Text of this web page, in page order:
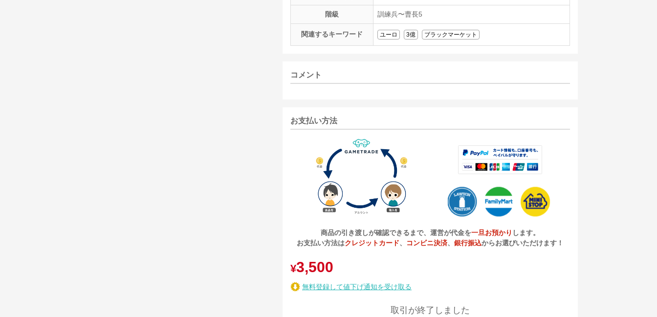
階級 訓練兵〜曹長5
関連するキーワード ユーロ 3億 ブラックマーケット
コメント
お支払い方法
商品の引き渡しが確認できるまで、運営が代金を一旦お預かり します。
お支払い方法はクレジットカード、 コンビニ決済、 銀行振込からお選びいただけます！
¥3,500
無料登録して値下げ通知を受け取る
取引が終了しました